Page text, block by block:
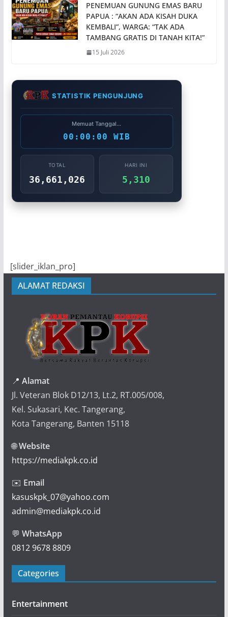
PENEMUAN GUNUNG EMAS BARU
PAPUA : “AKAN ADA KISAH DUKA
KEMBALI”, WARGA: “TAK ADA
TAMBANG GRATIS DI TANAH KITA!”
15 Juli 2026
STATISTIK PENGUNJUNG
Memuat Tanggal...
00:00:00 WIB
TOTAL
36,661,026
HARI INI
5,310
[slider_iklan_pro]
ALAMAT REDAKSI
📍 Alamat
Jl. Veteran Blok D12/13, Lt.2, RT.005/008,
Kel. Sukasari, Kec. Tangerang,
Kota Tangerang, Banten 15118
🌐Website
https://mediakpk.co.id
✉️ Email
kasuskpk_07@yahoo.com
admin@mediakpk.co.id
💬 WhatsApp
0812 9678 8809
Categories
Entertainment